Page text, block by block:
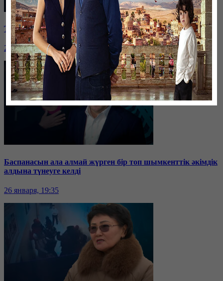
Таразда ТЭЦ қызметкерлері жалақы көтеруді талап етті
26 января, 19:36
Баспанасын ала алмай жүрген бір топ шымкенттік әкімдік
алдына түнеуге келді
26 января, 19:35